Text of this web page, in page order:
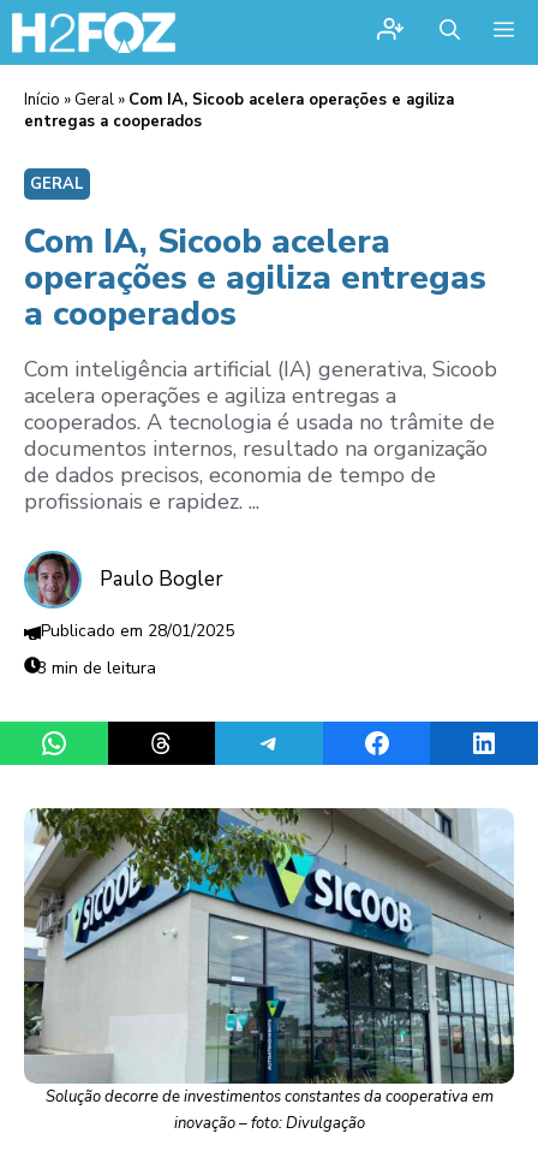
Início » Geral » Com IA, Sicoob acelera operações e agiliza
entregas a cooperados
GERAL
Com IA, Sicoob acelera
operações e agiliza entregas
a cooperados
Com inteligência artificial (IA) generativa, Sicoob
acelera operações e agiliza entregas a
cooperados. A tecnologia é usada no trâmite de
documentos internos, resultado na organização
de dados precisos, economia de tempo de
profissionais e rapidez. ...
Paulo Bogler
28/01/2025
3 min de leitura
Share on WhatsAppShare on ThreadsShare on TelegramShare on Facebook
Solução decorre de investimentos constantes da cooperativa em
inovação – foto: Divulgação